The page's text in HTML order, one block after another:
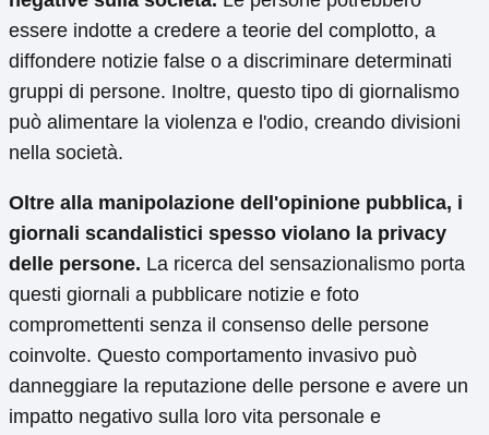
essere indotte a credere a teorie del complotto, a
diffondere notizie false o a discriminare determinati
gruppi di persone. Inoltre, questo tipo di giornalismo
può alimentare la violenza e l'odio, creando divisioni
nella società.
Oltre alla manipolazione dell'opinione pubblica, i
giornali scandalistici spesso violano la privacy
delle persone. La ricerca del sensazionalismo porta
questi giornali a pubblicare notizie e foto
compromettenti senza il consenso delle persone
coinvolte. Questo comportamento invasivo può
danneggiare la reputazione delle persone e avere un
impatto negativo sulla loro vita personale e